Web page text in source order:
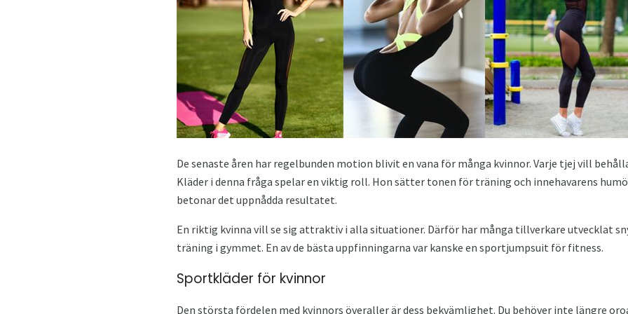
De senaste åren har regelbunden motion blivit en vana för många kvinnor. Varje tjej vill
Kläder i denna fråga spelar en viktig roll. Hon sätter tonen för träning och innehavarens
betonar det uppnådda resultatet.
En riktig kvinna vill se sig attraktiv i alla situationer. Därför har många tillverkare utvecklat
träning i gymmet. En av de bästa uppfinningarna var kanske en sportjumpsuit för fitness.
Sportkläder för kvinnor
Den största fördelen med kvinnors överaller är dess bekvämlighet. Du behöver inte längre